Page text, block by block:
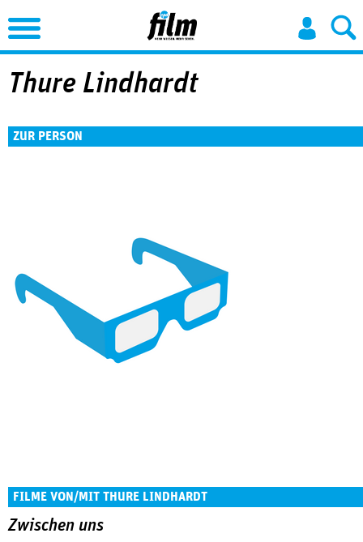
Jump to Navigation
Thure Lindhardt
ZUR PERSON
FILME VON/MIT THURE LINDHARDT
Zwischen uns